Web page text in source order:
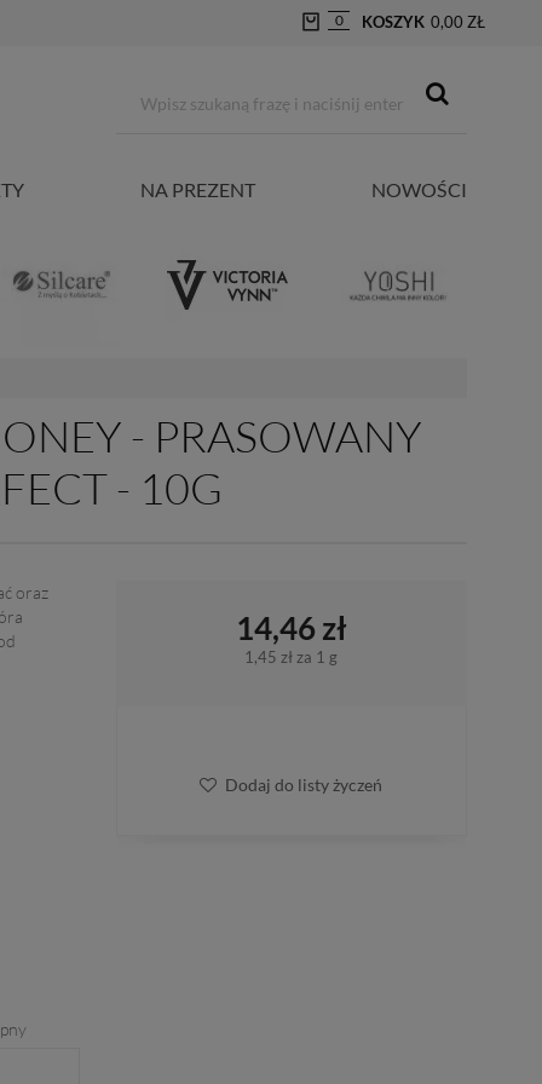
0 KOSZYK 0,00 ZŁ
NA PREZENT NOWOŚCI
- PRASOWANY
- 10G
oraz
14,46 zł
1,45 zł za 1 g
Dodaj do listy życzeń